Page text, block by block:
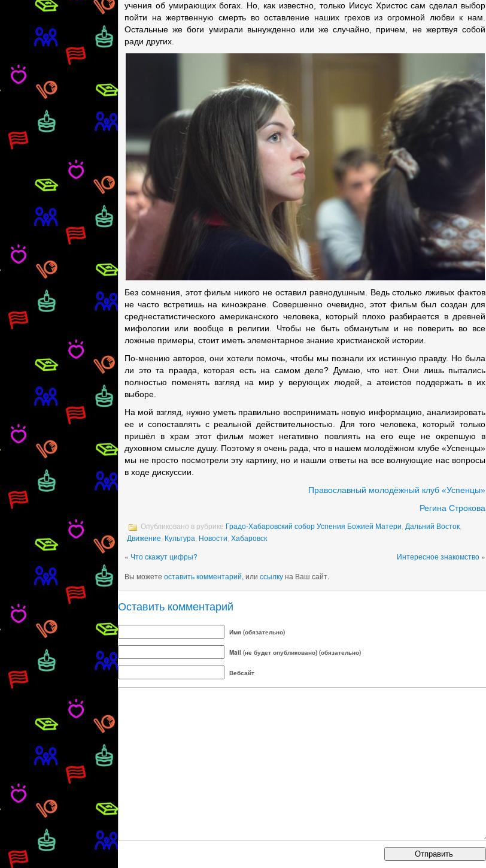
учения об умирающих богах. Но, как известно, только Иисус Христос сам сделал выбор
пойти на жертвенную смерть во оставление наших грехов из огромной любви к нам.
Остальные же боги умирали вынужденно или же случайно, причем, не жертвуя собой
ради других.
Без сомнения, этот фильм никого не оставил равнодушным. Ведь столько лживых фактов
не часто встретишь на киноэкране. Совершенно очевидно, этот фильм был создан для
среднестатистического американского человека, который плохо разбирается в древней
мифологии или вообще в религии. Чтобы не быть обманутым и не поверить во все
ложные примеры, стоит иметь элементарное знание христианской истории.
По-мнению авторов, они хотели помочь, чтобы мы познали их истинную правду. Но была
ли это та правда, которая есть на самом деле? Думаю, что нет. Они лишь пытались
полностью поменять взгляд на мир у верующих людей, а атеистов поддержать в их
выборе.
На мой взгляд, нужно уметь правильно воспринимать новую информацию, анализировать
ее и сопоставлять с реальной действительностью. Для того человека, который только
пришёл в храм этот фильм может негативно повлиять на его еще не окрепшую в
духовном смысле душу. Поэтому я очень рада, что в нашем молодёжном клубе «Успенцы»
мы не просто посмотрели эту картину, но и нашли ответы на все волнующие нас вопросы
в ходе дискуссии.
Православный молодёжный клуб «Успенцы»
Регина Строкова
Опубликовано в рубрике Градо-Хабаровский собор Успения Божией Матери, Дальний Восток,
Движение, Культура, Новости, Хабаровск
« Что скажут цифры? Интересное знакомство »
Вы можете оставить комментарий, или ссылкуна Ваш сайт.
Оставить комментарий
Имя (обязательно)
Mail (не будет опубликовано) (обязательно)
Вебсайт